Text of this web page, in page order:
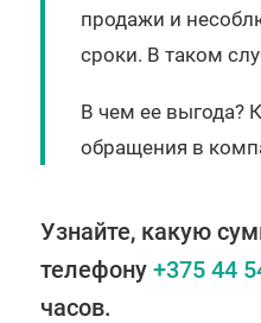
продажи и
сроки. В таком
В чем ее выгода?
обращения в
Узнайте, какую
телефону +375 44
часов.